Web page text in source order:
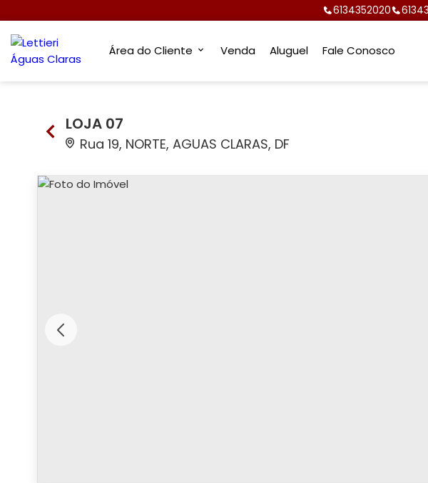
6134352020
Área do Cliente Venda Aluguel Fale Conosco
LOJA 07
Rua 19, NORTE, AGUAS CLARAS, DF